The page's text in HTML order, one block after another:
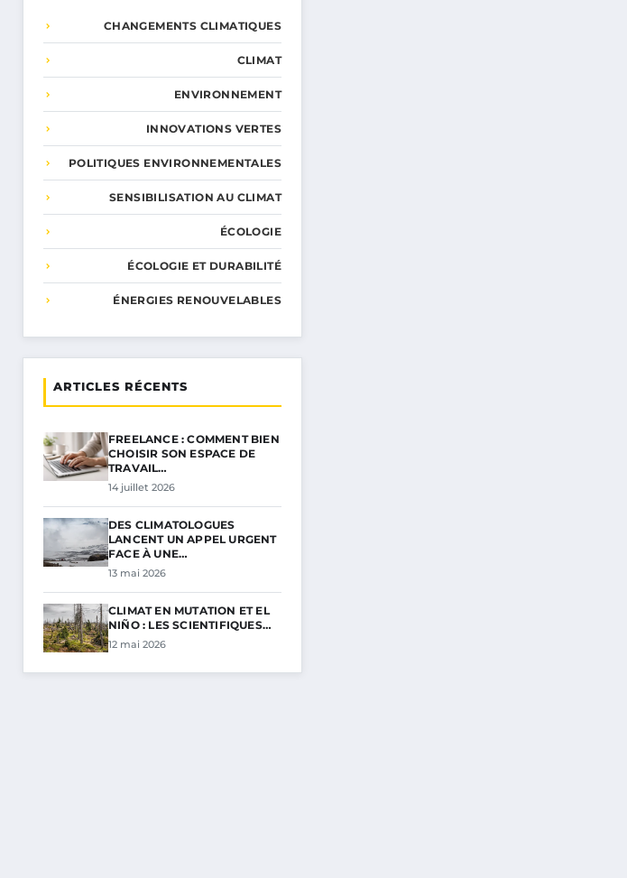
CHANGEMENTS CLIMATIQUES
CLIMAT
ENVIRONNEMENT
INNOVATIONS VERTES
POLITIQUES ENVIRONNEMENTALES
SENSIBILISATION AU CLIMAT
ÉCOLOGIE
ÉCOLOGIE ET DURABILITÉ
ÉNERGIES RENOUVELABLES
ARTICLES RÉCENTS
FREELANCE : COMMENT BIEN
CHOISIR SON ESPACE DE
TRAVAIL…
14 juillet 2026
DES CLIMATOLOGUES
LANCENT UN APPEL URGENT
FACE À UNE…
13 mai 2026
CLIMAT EN MUTATION ET EL
NIÑO : LES SCIENTIFIQUES…
12 mai 2026